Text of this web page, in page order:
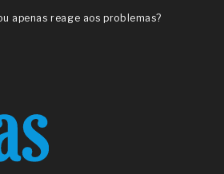
apenas reage aos problemas?
má-fé para tentar criar uma
ISO
metabólica
ânus
de ovário
da fadiga crônica